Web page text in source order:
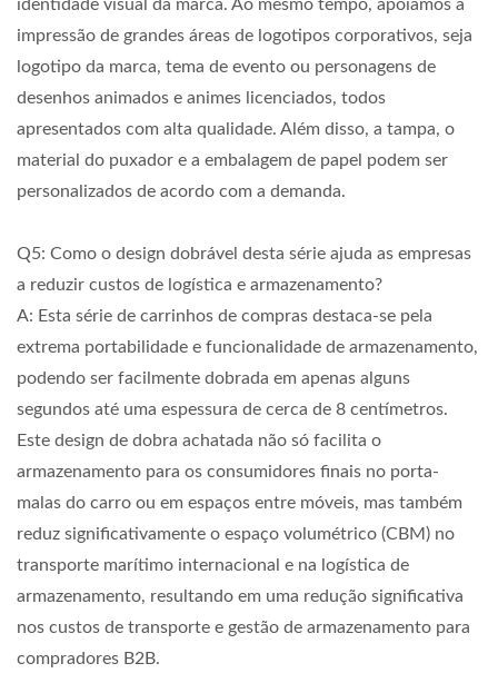
identidade visual da marca. Ao mesmo tempo, apoiamos a
impressão de grandes áreas de logotipos corporativos, seja
logotipo da marca, tema de evento ou personagens de
desenhos animados e animes licenciados, todos
apresentados com alta qualidade. Além disso, a tampa, o
material do puxador e a embalagem de papel podem ser
personalizados de acordo com a demanda.
Q5: Como o design dobrável desta série ajuda as empresas
a reduzir custos de logística e armazenamento?
A: Esta série de carrinhos de compras destaca-se pela
extrema portabilidade e funcionalidade de armazenamento,
podendo ser facilmente dobrada em apenas alguns
segundos até uma espessura de cerca de 8 centímetros.
Este design de dobra achatada não só facilita o
armazenamento para os consumidores finais no porta-
malas do carro ou em espaços entre móveis, mas também
reduz significativamente o espaço volumétrico (CBM) no
transporte marítimo internacional e na logística de
armazenamento, resultando em uma redução significativa
nos custos de transporte e gestão de armazenamento para
compradores B2B.